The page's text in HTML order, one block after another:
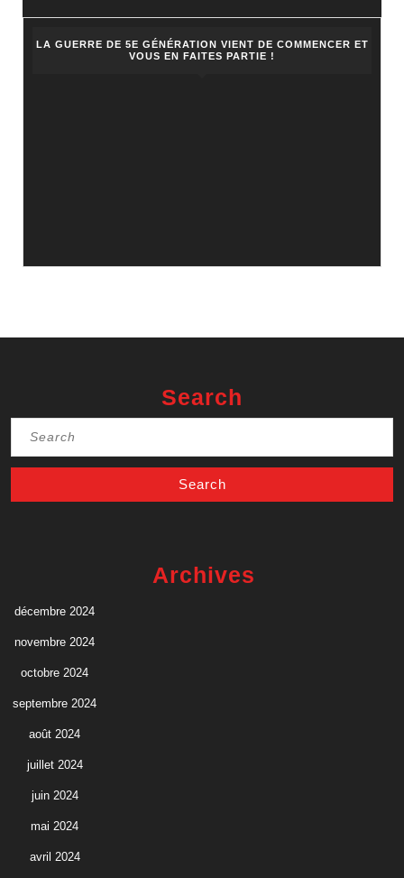
LA GUERRE DE 5E GÉNÉRATION VIENT DE COMMENCER ET
VOUS EN FAITES PARTIE !
Search
Archives
décembre 2024
novembre 2024
octobre 2024
septembre 2024
août 2024
juillet 2024
juin 2024
mai 2024
avril 2024